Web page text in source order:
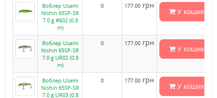
Воблер Usami
Nishin 65SP-SR
7.0 g #602 (0.8
m)
0 177.00 грн
У кошик
Воблер Usami
Nishin 65SP-SR
7.0 g UR02 (0.8
m)
0 177.00 грн
У кошик
Воблер Usami
Nishin 65SP-SR
7.0 g UR03 (0.8
0 177.00 грн
У кошик